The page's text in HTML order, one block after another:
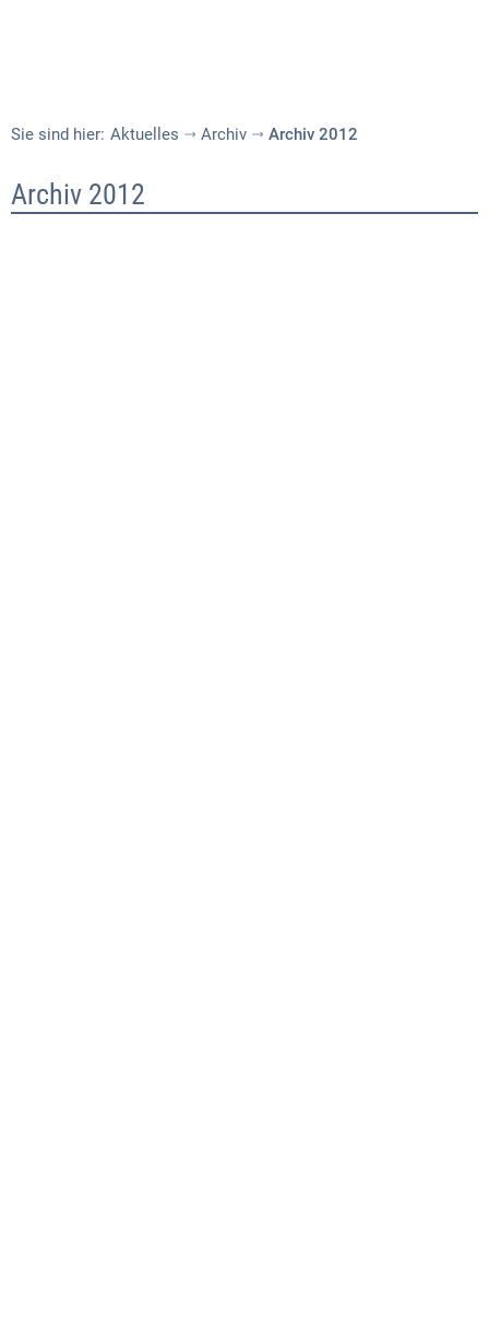
Sie sind hier: Aktuelles Archiv Archiv 2012
Archiv
Archiv 2012